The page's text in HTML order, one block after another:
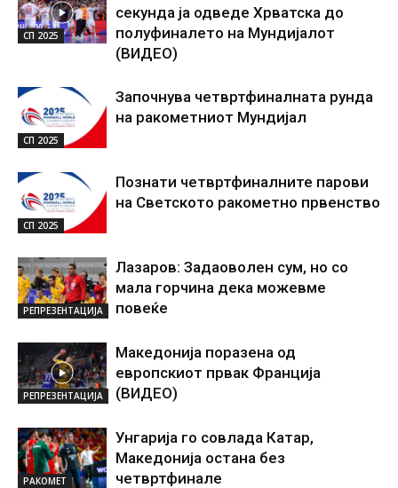
СП 2025
секунда ја одведе Хрватска до
полуфиналето на Мундијалот
(ВИДЕО)
СП 2025
Започнува четвртфиналната рунда
на ракометниот Мундијал
СП 2025
Познати четвртфиналните парови
на Светското ракометно првенство
РЕПРЕЗЕНТАЦИЈА
Лазаров: Задаоволен сум, но со
мала горчина дека можевме
повеќе
РЕПРЕЗЕНТАЦИЈА
Македонија поразена од
европскиот првак Франција
(ВИДЕО)
РАКОМЕТ
Унгарија го совлада Катар,
Македонија остана без
четвртфинале